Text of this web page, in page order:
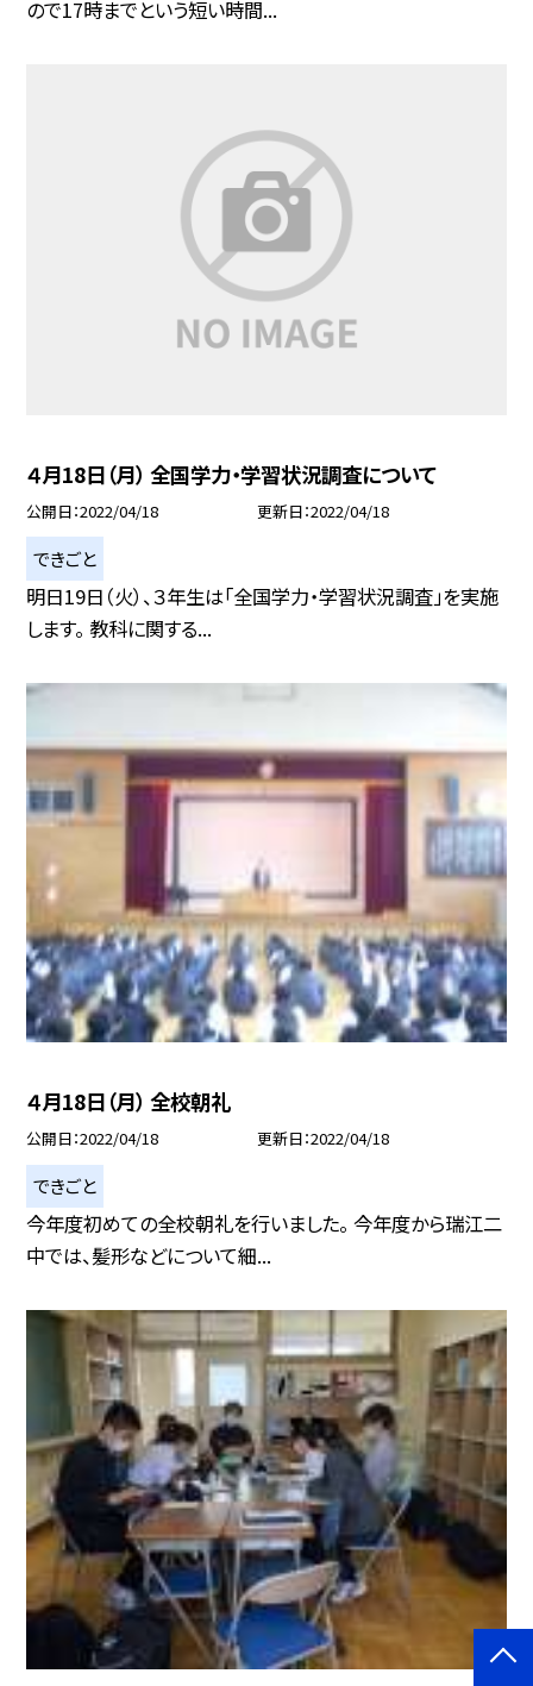
ので17時までという短い時間...
４月18日（月） 全国学力・学習状況調査について
公開日 2022/04/18 更新日 2022/04/18
できごと
明日19日（火）、３年生は「全国学力・学習状況調査」を実施
します。 教科に関する...
４月18日（月） 全校朝礼
公開日 2022/04/18 更新日 2022/04/18
できごと
今年度初めての全校朝礼を行いました。 今年度から瑞江二
中では、髪形などについて細...